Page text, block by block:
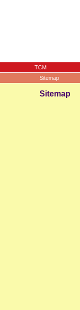
TCM
Sitemap
Sitemap